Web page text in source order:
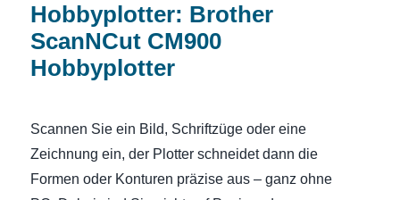
Hobbyplotter: Brother
ScanNCut CM900
Hobbyplotter
Scannen Sie ein Bild, Schriftzüge oder eine
Zeichnung ein, der Plotter schneidet dann die
Formen oder Konturen präzise aus – ganz ohne